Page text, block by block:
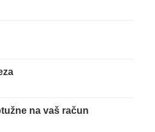
na vaš račun